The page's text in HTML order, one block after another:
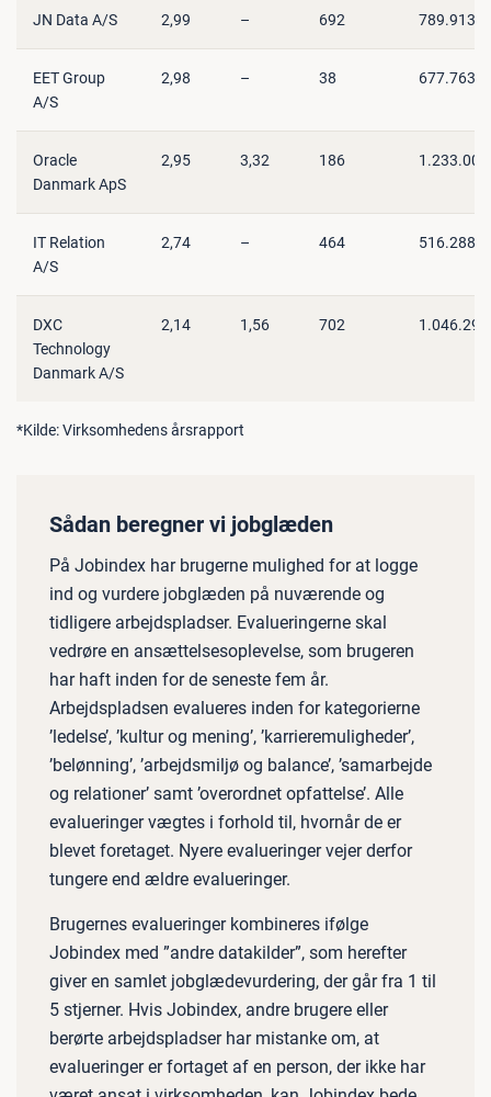
JN Data A/S 2,99 – 692 789.913
EET Group
A/S
2,98 – 38 677.763
Oracle
Danmark ApS
2,95 3,32 186 1.233.005
IT Relation
A/S
2,74 – 464 516.288
DXC
Technology
Danmark A/S
2,14 1,56 702 1.046.296
*Kilde: Virksomhedens årsrapport
Sådan beregner vi jobglæden
På Jobindex har brugerne mulighed for at logge
ind og vurdere jobglæden på nuværende og
tidligere arbejdspladser. Evalueringerne skal
vedrøre en ansættelsesoplevelse, som brugeren
har haft inden for de seneste fem år.
Arbejdspladsen evalueres inden for kategorierne
’ledelse’, ’kultur og mening’, ’karrieremuligheder’,
’belønning’, ’arbejdsmiljø og balance’, ’samarbejde
og relationer’ samt ’overordnet opfattelse’. Alle
evalueringer vægtes i forhold til, hvornår de er
blevet foretaget. Nyere evalueringer vejer derfor
tungere end ældre evalueringer.
Brugernes evalueringer kombineres ifølge
Jobindex med ”andre datakilder”, som herefter
giver en samlet jobglædevurdering, der går fra 1 til
5 stjerner. Hvis Jobindex, andre brugere eller
berørte arbejdspladser har mistanke om, at
evalueringer er fortaget af en person, der ikke har